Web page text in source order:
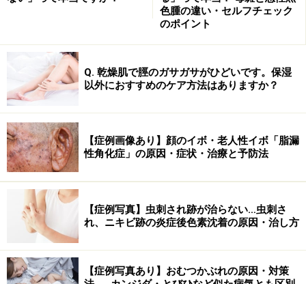
次の段階として検討されるのが「ボツリヌス毒素の注
射」です。この治療は2012年11月から、脇の下の多汗症
に限って健康保険の適用が認められました。ボツリヌス
毒素は神経と汗腺のつなぎ目に働き、発汗を促す神経伝
達物質の働きを止めることで汗を抑えます。一度の注射
で効果は数カ月続き、少量から投与を始めれば副作用も
ほとんど見られていません。
それでも改善が見られない場合は、「交感神経遮断術」
という外科手術も選択肢に挙がります。入院し、全身麻
酔をした上で内視鏡を使用し、交感神経を永久に遮断す
る方法です。効果は非常に高いですが、遮断した部位の
まわりの発汗が増加する副作用を伴うため、十分に納得
色腫の違い・セルフチェック
のポイント
Q. 乾燥肌で脛のガサガサがひどいです。保湿
以外におすすめのケア方法はありますか？
【症例画像あり】顔のイボ・老人性イボ「脂漏
性角化症」の原因・症状・治療と予防法
【症例写真】虫刺され跡が治らない…虫刺さ
れ、ニキビ跡の炎症後色素沈着の原因・治し方
【症例写真あり】おむつかぶれの原因・対策